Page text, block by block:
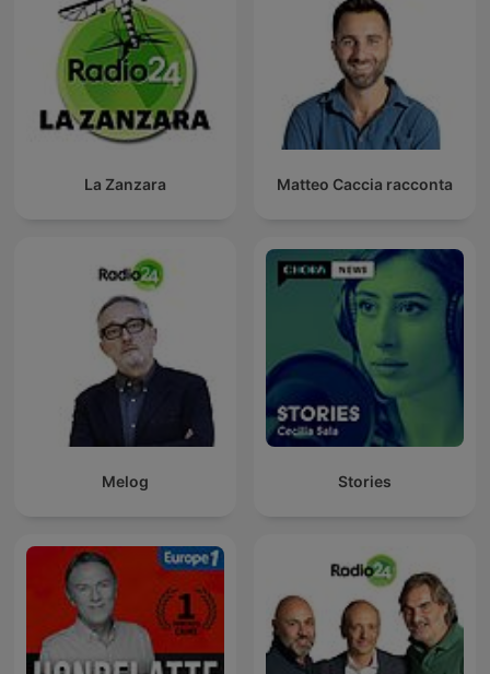
La Zanzara Matteo Caccia racconta
Melog Stories